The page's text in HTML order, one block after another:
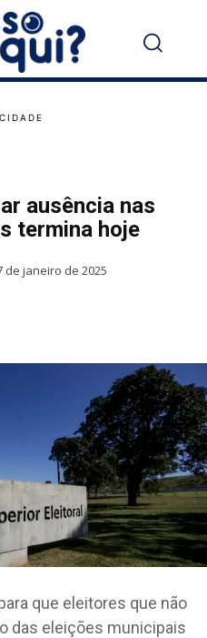
ausência nas
termina hoje
de janeiro de 2025
que eleitores que não
das eleições municipais